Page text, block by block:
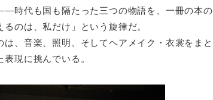
時代も国も隔たった三つの物語を、一冊の本の
のは、私だけ」という旋律だ。
、音楽、照明、そしてヘアメイク・衣裳をまと
現に挑んでいる。